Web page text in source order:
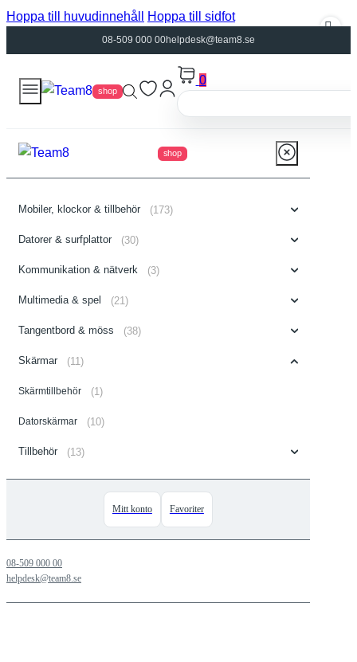
Hoppa till huvudinnehåll Hoppa till sidfot
08-509 000 00helpdesk@team8.se
shop
0
shop
Mobiler, klockor & tillbehör (173)
Datorer & surfplattor (30)
Kommunikation & nätverk (3)
Multimedia & spel (21)
Tangentbord & möss (38)
Skärmar (11)
Skärmtillbehör (1)
Datorskärmar (10)
Tillbehör (13)
Mitt konto Favoriter
08-509 000 00
helpdesk@team8.se